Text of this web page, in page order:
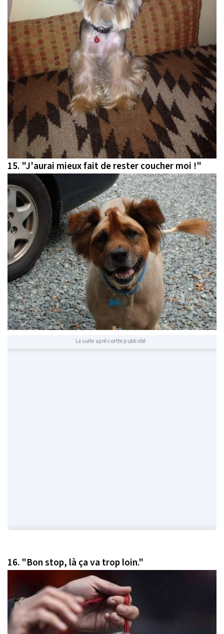
15. "J'aurai mieux fait de rester coucher moi !"
La suite après cette publicité
16. "Bon stop, là ça va trop loin."